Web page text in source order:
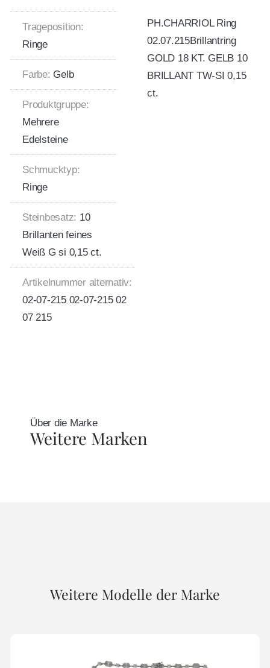
Trageposition:
Ringe
Farbe: Gelb
Produktgruppe:
Mehrere
Edelsteine
Schmucktyp:
Ringe
Steinbesatz: 10
Brillanten feines
Weiß G si 0,15 ct.
Artikelnummer alternativ:
02-07-215 02-07-215 02
07 215
PH.CHARRIOL Ring
02.07.215Brillantring
GOLD 18 KT. GELB 10
BRILLANT TW-SI 0,15
ct.
Über die Marke
Weitere Marken
Weitere Modelle der Marke